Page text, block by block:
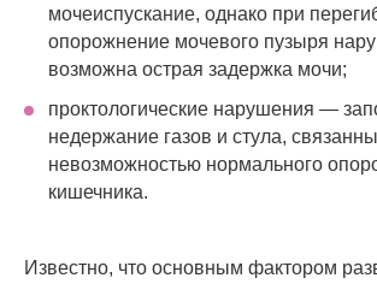
мочеиспускание, однако при
опорожнение мочевого пузыря
возможна острая задержка мочи;
проктологические нарушения —
недержание газов и стула,
невозможностью нормального
кишечника.
Известно, что основным фактором